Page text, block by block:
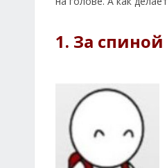
1. За спиной